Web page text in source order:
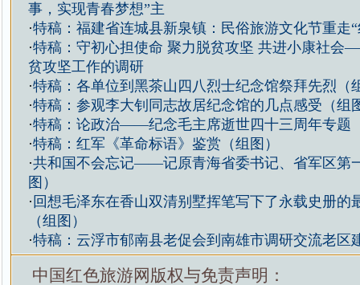
事，实现青春梦想”主
·特稿：福建省连城县新泉镇：民俗旅游文化节重走
·特稿：守初心担使命 聚力脱贫攻坚 共进小康社会
贫攻坚工作的调研
·特稿：各单位到黑茶山四八烈士纪念馆祭拜先烈（
·特稿：参观李大钊同志故居纪念馆的几点感受（组
·特稿：论政治——纪念毛主席逝世四十三周年专题
·特稿：红军《革命标语》鉴赏（组图）
·共和国不会忘记——记原青海省委书记、省军区第
图）
· 回想毛泽东在香山双清别墅挥笔写下了永载史册的
（组图）
·特稿：云浮市郁南县老促会到南雄市调研交流老区
中国红色旅游网版权与免责声明：